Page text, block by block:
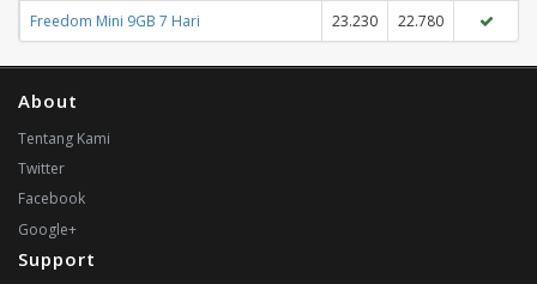
Freedom Mini 9GB 7 Hari
23.230 22.780
About
Tentang Kami
Twitter
Facebook
Google+
Support